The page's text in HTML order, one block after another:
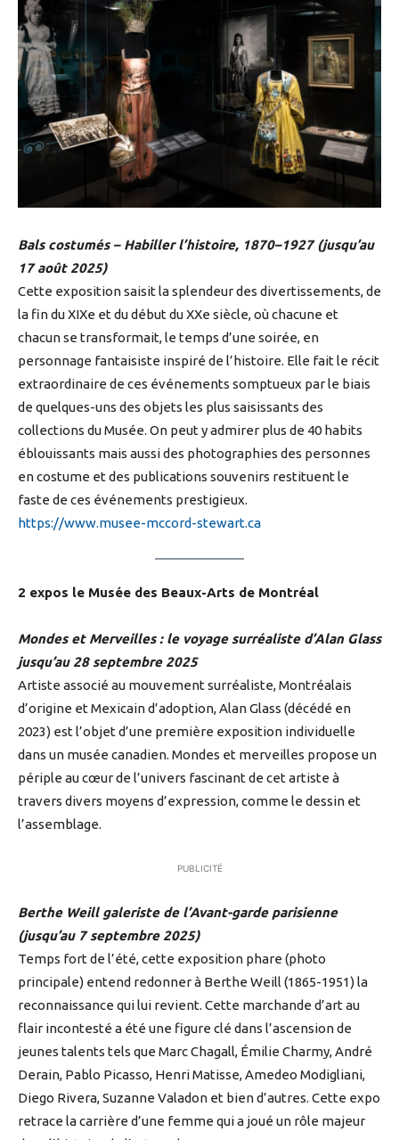
Bals costumés – Habiller l’histoire, 1870–1927 (jusqu’au
17 août 2025)
Cette exposition saisit la splendeur des divertissements, de
la fin du XIXe et du début du XXe siècle, où chacune et
chacun se transformait, le temps d’une soirée, en
personnage fantaisiste inspiré de l’histoire. Elle fait le récit
extraordinaire de ces événements somptueux par le biais
de quelques-uns des objets les plus saisissants des
collections du Musée. On peut y admirer plus de 40 habits
éblouissants mais aussi des photographies des personnes
en costume et des publications souvenirs restituent le
faste de ces événements prestigieux.
https://www.musee-mccord-stewart.ca
2 expos le Musée des Beaux-Arts de Montréal
Mondes et Merveilles : le voyage surréaliste d’Alan Glass
jusqu’au 28 septembre 2025
Artiste associé au mouvement surréaliste, Montréalais
d’origine et Mexicain d’adoption, Alan Glass (décédé en
2023) est l’objet d’une première exposition individuelle
dans un musée canadien. Mondes et merveilles propose un
périple au cœur de l’univers fascinant de cet artiste à
travers divers moyens d’expression, comme le dessin et
l’assemblage.
PUBLICITÉ
Berthe Weill galeriste de l’Avant-garde parisienne
(jusqu’au 7 septembre 2025)
Temps fort de l’été, cette exposition phare (photo
principale) entend redonner à Berthe Weill (1865-1951) la
reconnaissance qui lui revient. Cette marchande d’art au
flair incontesté a été une figure clé dans l’ascension de
jeunes talents tels que Marc Chagall, Émilie Charmy, André
Derain, Pablo Picasso, Henri Matisse, Amedeo Modigliani,
Diego Rivera, Suzanne Valadon et bien d’autres. Cette expo
retrace la carrière d’une femme qui a joué un rôle majeur